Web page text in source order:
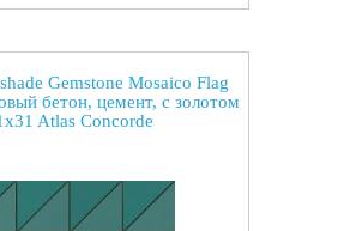
Gemstone Mosaico Flag
бетон, цемент, с золотом
Atlas Concorde